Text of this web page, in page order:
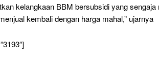
kelangkaan BBM bersubsidi yang sengaja
kembali dengan harga mahal,” ujarnya